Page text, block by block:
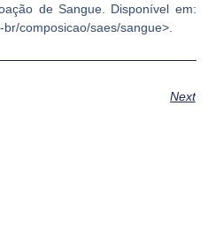
de Sangue. Disponível em:
composicao/saes/sangue>.
Next